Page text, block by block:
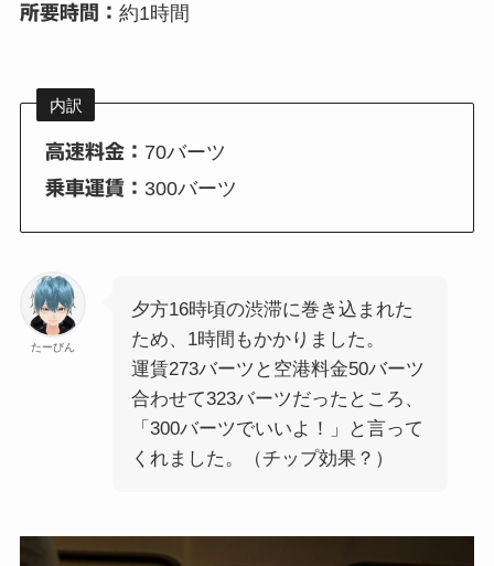
所要時間： 約1時間
内訳
高速料金： 70バーツ
乗車運賃： 300バーツ
たーびん
夕方16時頃の渋滞に巻き込まれた
ため、1時間もかかりました。
運賃273バーツと空港料金50バーツ
合わせて323バーツだったところ、
「300バーツでいいよ！」と言って
くれました。（チップ効果？）